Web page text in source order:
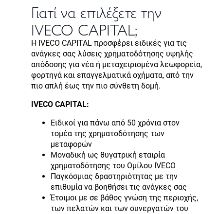
Γιατί να επιλέξετε την
IVECO CAPITAL;
Η IVECO CAPITAL προσφέρει ειδικές για τις
ανάγκες σας λύσεις χρηματοδότησης υψηλής
απόδοσης για νέα ή μεταχειρισμένα λεωφορεία,
φορτηγά και επαγγελματικά οχήματα, από την
πιο απλή έως την πιο σύνθετη δομή.
IVECO CAPITAL:
Ειδικοί για πάνω από 50 χρόνια στον
τομέα της χρηματοδότησης των
μεταφορών
Μοναδική ως θυγατρική εταιρία
χρηματοδότησης του Ομίλου IVECO
Παγκόσμιας δραστηριότητας με την
επιθυμία να βοηθήσει τις ανάγκες σας
Έτοιμοι με σε βάθος γνώση της περιοχής,
των πελατών και των συνεργατών του